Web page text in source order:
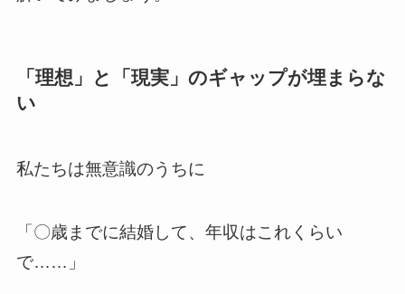
「理想」と「現実」のギャップが埋まらな
い
私たちは無意識のうちに
「〇歳までに結婚して、年収はこれくらい
で……」